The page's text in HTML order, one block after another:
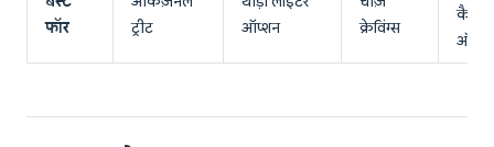
फॉर
ट्रीट
ऑप्शन
क्रेविंग्स
ऑप्शन